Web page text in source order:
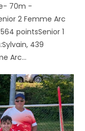
70m -
2 Femme Arc
pointsSenior 1
439
Arc…